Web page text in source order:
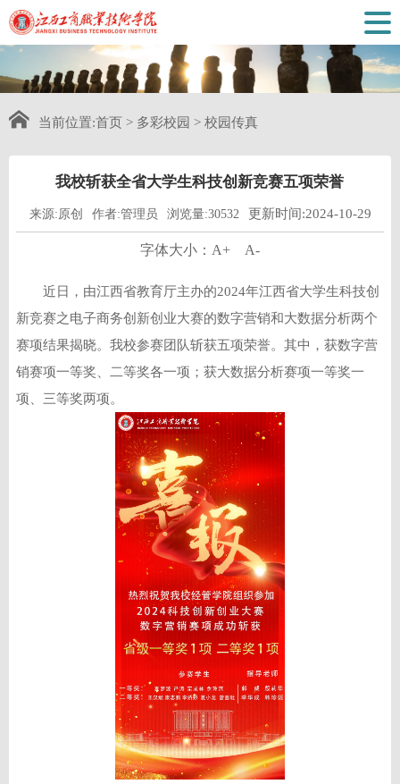
当前位置:首页 > 多彩校园 > 校园传真
我校斩获全省大学生科技创新竞赛五项荣誉
来源:原创 作者:管理员 浏览量:30532 更新时间:2024-10-29
字体大小： A+ A-
近日，由江西省教育厅主办的2024年江西省大学生科技创
新竞赛之电子商务创新创业大赛的数字营销和大数据分析两个
赛项结果揭晓。我校参赛团队斩获五项荣誉。其中，获数字营
销赛项一等奖、二等奖各一项；获大数据分析赛项一等奖一
项、三等奖两项。